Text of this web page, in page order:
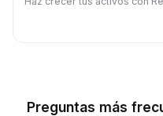
Preguntas más